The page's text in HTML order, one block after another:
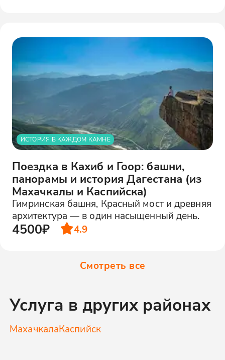
ИСТОРИЯ В КАЖДОМ КАМНЕ
Поездка в Кахиб и Гоор: башни,
панорамы и история Дагестана (из
Махачкалы и Каспийска)
Гимринская башня, Красный мост и древняя
архитектура — в один насыщенный день.
4500₽ 4.9
Смотреть все
Услуга в других районах
МахачкалаКаспийск